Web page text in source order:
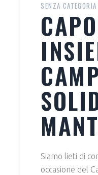
SENZA CATEGORIA
Siamo lieti di
occasione del